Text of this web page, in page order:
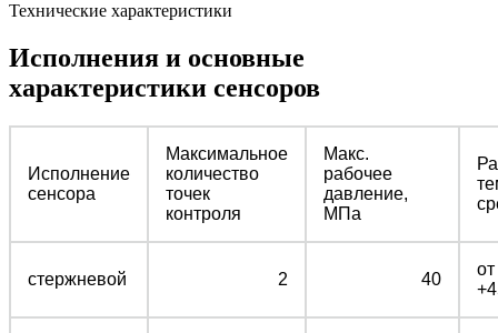
Технические характеристики
Исполнения и основные
характеристики сенсоров
Исполнение
сенсора
Максимальное
количество
точек
контроля
Макс.
рабочее
давление,
МПа
стержневой 2 40